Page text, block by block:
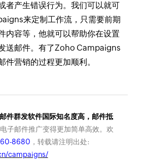
者产生错误行为。我们可以就可
来定制工作流，只需要前期
内容等，他就可以帮助你在设置
送邮件。有了Zoho Campaigns
件营销的过程更加顺利。
件群发软件国际知名度高，邮件抵
子邮件推广变得更加简单高效。欢
8680 ，转载请注明出处:
campaigns/